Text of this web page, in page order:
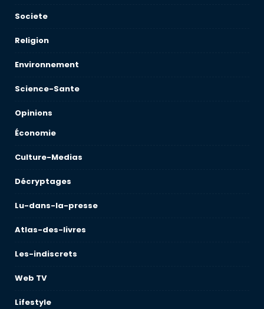
Societe
Religion
Environnement
Science-Sante
Opinions
Économie
Culture-Medias
Décryptages
Lu-dans-la-presse
Atlas-des-livres
Les-indiscrets
Web TV
Lifestyle